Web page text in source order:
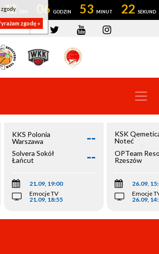
42 06 53 22
KKS Polonia
Warszawa
--
Solvera Sokół
Łańcut
--
21.09, 19:00
Emocje TV
21.09, 18:55
KSK
Noteć
Inowrocław
OPTeam
Rzeszów
26.09,
Emocje
26.09,
zgodę »